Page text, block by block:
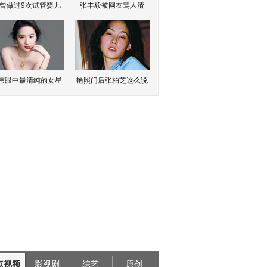
做过9次试管婴儿 张丰毅被网友骂人渣
眼中最清纯的女星 艳照门后张柏芝这么说
视频 影视剧 综艺 原创